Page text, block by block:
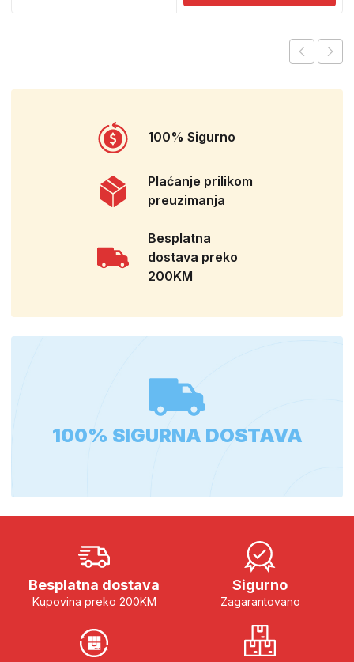
100% Sigurno
Plaćanje prilikom
preuzimanja
Besplatna
dostava preko
200KM
100% SIGURNA DOSTAVA
Besplatna dostava
Kupovina preko 200KM
Sigurno
Zagarantovano